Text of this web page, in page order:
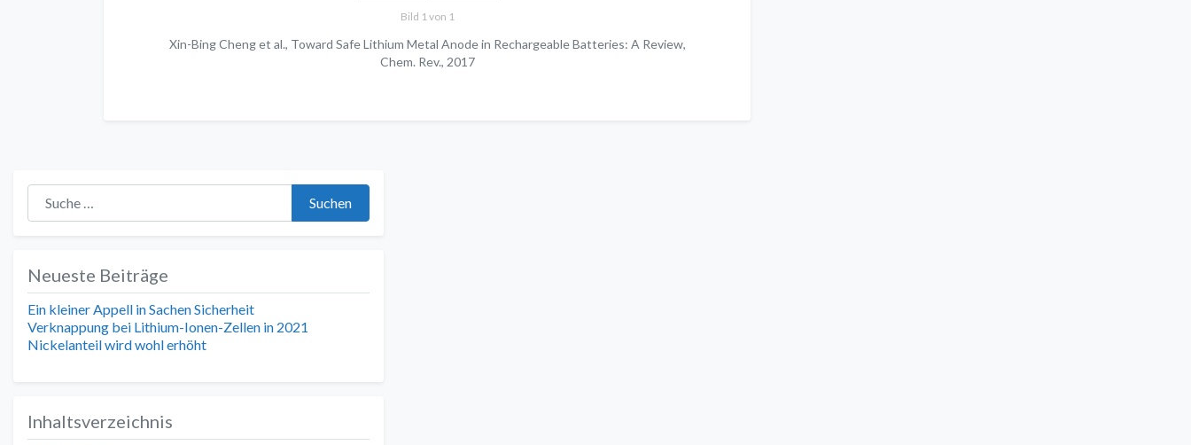
Bild 1 von 1
Xin-Bing Cheng et al., Toward Safe Lithium Metal Anode in Rechargeable Batteries: A Review,
Chem. Rev., 2017
Suche nach:
Suchen
Neueste Beiträge
Ein kleiner Appell in Sachen Sicherheit
Verknappung bei Lithium-Ionen-Zellen in 2021
Nickelanteil wird wohl erhöht
Inhaltsverzeichnis